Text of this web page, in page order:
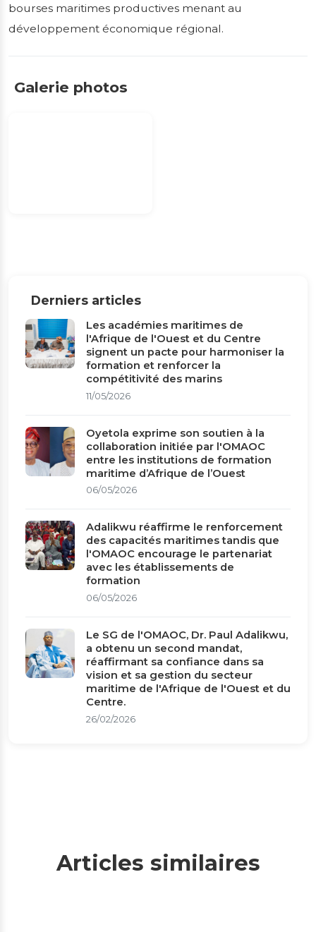
bourses maritimes productives menant au
développement économique régional.
Galerie photos
Derniers articles
Les académies maritimes de
l'Afrique de l'Ouest et du Centre
signent un pacte pour harmoniser la
formation et renforcer la
compétitivité des marins
11/05/2026
Oyetola exprime son soutien à la
collaboration initiée par l'OMAOC
entre les institutions de formation
maritime d’Afrique de l’Ouest
06/05/2026
Adalikwu réaffirme le renforcement
des capacités maritimes tandis que
l'OMAOC encourage le partenariat
avec les établissements de
formation
06/05/2026
Le SG de l'OMAOC, Dr. Paul Adalikwu,
a obtenu un second mandat,
réaffirmant sa confiance dans sa
vision et sa gestion du secteur
maritime de l'Afrique de l'Ouest et du
Centre.
26/02/2026
Articles similaires